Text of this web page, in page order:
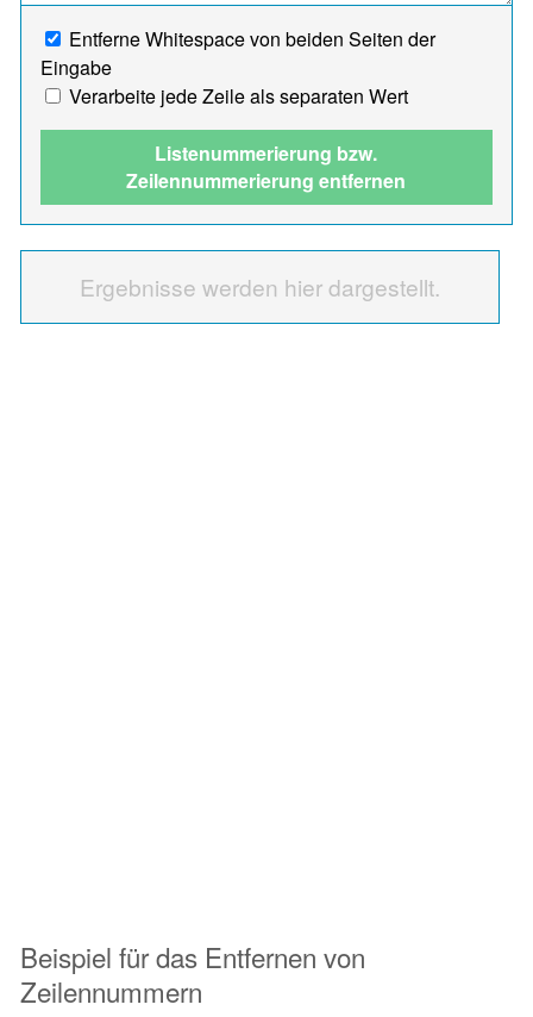
Entferne Whitespace von beiden Seiten der
Eingabe
Verarbeite jede Zeile als separaten Wert
Listenummerierung bzw.
Zeilennummerierung entfernen
Ergebnisse werden hier dargestellt.
Beispiel für das Entfernen von
Zeilennummern